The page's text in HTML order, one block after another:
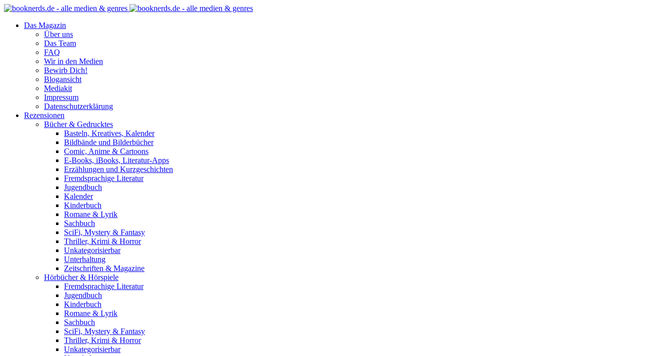
Das Magazin
Über uns
Das Team
FAQ
Wir in den Medien
Bewirb Dich!
Blogansicht
Mediakit
Impressum
Datenschutzerklärung
Rezensionen
Bücher & Gedrucktes
Basteln, Kreatives, Kalender
Bildbände und Bilderbücher
Comic, Anime & Cartoons
E-Books, iBooks, Literatur-Apps
Erzählungen und Kurzgeschichten
Fremdsprachige Literatur
Jugendbuch
Kalender
Kinderbuch
Romane & Lyrik
Sachbuch
SciFi, Mystery & Fantasy
Thriller, Krimi & Horror
Unkategorisierbar
Unterhaltung
Zeitschriften & Magazine
Hörbücher & Hörspiele
Fremdsprachige Literatur
Jugendbuch
Kinderbuch
Romane & Lyrik
Sachbuch
SciFi, Mystery & Fantasy
Thriller, Krimi & Horror
Unkategorisierbar